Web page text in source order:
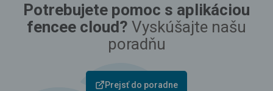
Potrebujete pomoc s aplikáciou
fencee cloud? Vyskúšajte našu
poradňu
Prejsť do poradne